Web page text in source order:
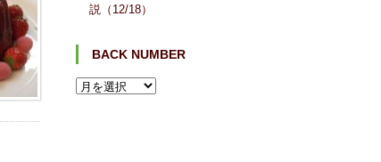
説（12/18）
BACK NUMBER